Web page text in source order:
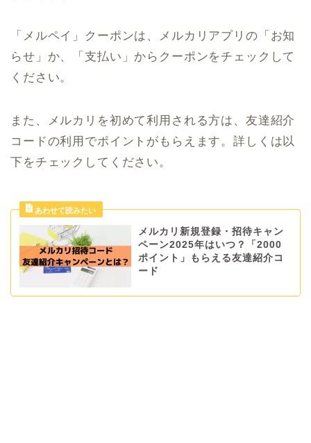
「メルペイ」クーポンは、メルカリアプリの「お知
らせ」か、「支払い」からクーポンをチェックして
ください。
また、メルカリを初めて利用される方は、友達紹介
コードの利用でポイントがもらえます。詳しくは以
下をチェックしてください。
メルカリ新規登録・招待キャン
ペーン2025年はいつ？「2000
ポイント」もらえる友達紹介コ
ード